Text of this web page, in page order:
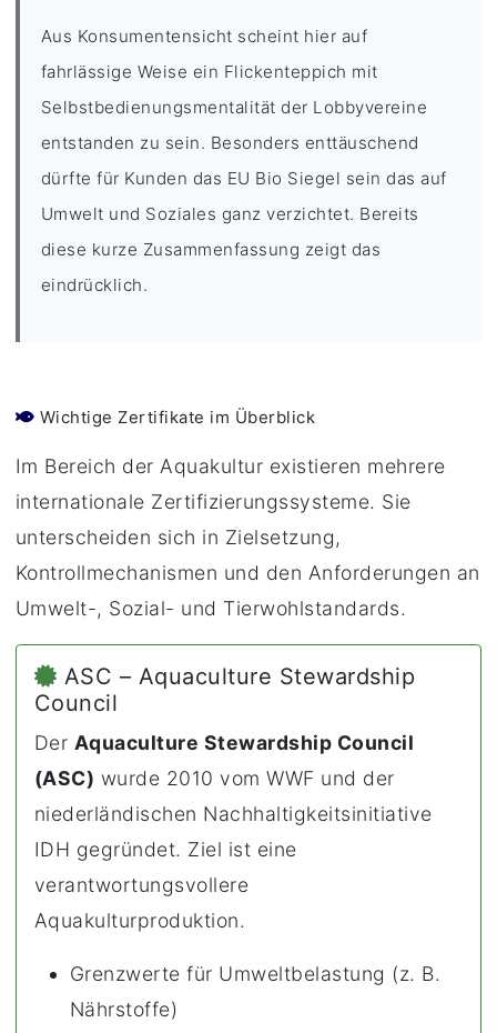
Aus Konsumentensicht scheint hier auf
fahrlässige Weise ein Flickenteppich mit
Selbstbedienungsmentalität der Lobbyvereine
entstanden zu sein. Besonders enttäuschend
dürfte für Kunden das EU Bio Siegel sein das auf
Umwelt und Soziales ganz verzichtet. Bereits
diese kurze Zusammenfassung zeigt das
eindrücklich.
Wichtige Zertifikate im Überblick
Im Bereich der Aquakultur existieren mehrere
internationale Zertifizierungssysteme. Sie
unterscheiden sich in Zielsetzung,
Kontrollmechanismen und den Anforderungen an
Umwelt-, Sozial- und Tierwohlstandards.
ASC – Aquaculture Stewardship
Council
Der Aquaculture Stewardship Council
(ASC) wurde 2010 vom WWF und der
niederländischen Nachhaltigkeitsinitiative
IDH gegründet. Ziel ist eine
verantwortungsvollere
Aquakulturproduktion.
Grenzwerte für Umweltbelastung (z. B.
Nährstoffe)